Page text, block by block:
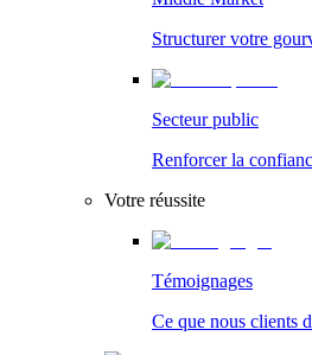
Structurer votre
Secteur public
Renforcer la
Votre réussite
Témoignages
Ce que nous clients